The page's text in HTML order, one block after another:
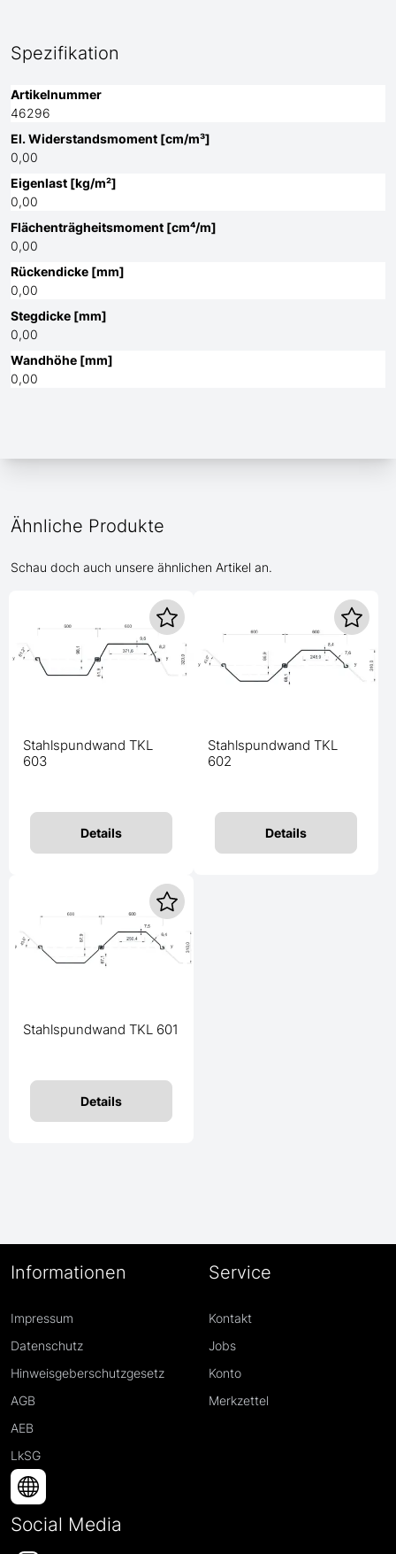
Spezifikation
Artikelnummer
46296
El. Widerstandsmoment [cm/m³]
0,00
Eigenlast [kg/m²]
0,00
Flächenträgheitsmoment [cm⁴/m]
0,00
Rückendicke [mm]
0,00
Stegdicke [mm]
0,00
Wandhöhe [mm]
0,00
Ähnliche Produkte
Schau doch auch unsere ähnlichen Artikel an.
Stahlspundwand TKL
603
Details
Stahlspundwand TKL
602
Details
Stahlspundwand TKL 601
Details
Informationen
Impressum
Datenschutz
Hinweisgeberschutzgesetz
AGB
AEB
LkSG
Service
Kontakt
Jobs
Konto
Merkzettel
Social Media